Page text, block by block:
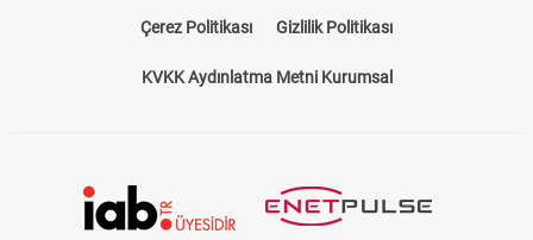
Çerez Politikası Gizlilik Politikası
KVKK Aydınlatma Metni Kurumsal